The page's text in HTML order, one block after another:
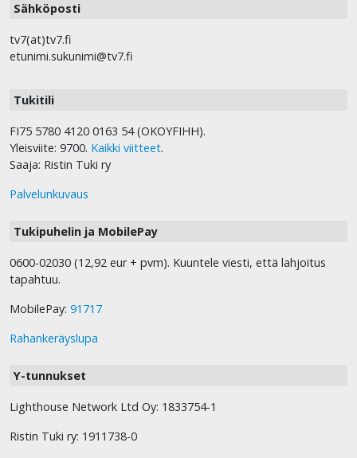
Sähköposti
tv7(at)tv7.fi
etunimi.sukunimi@tv7.fi
Tukitili
FI75 5780 4120 0163 54 (OKOYFIHH).
Yleisviite: 9700. Kaikki viitteet.
Saaja: Ristin Tuki ry
Palvelunkuvaus
Tukipuhelin ja MobilePay
0600-02030 (12,92 eur + pvm). Kuuntele viesti, että lahjoitus
tapahtuu.
MobilePay: 91717
Rahankeräyslupa
Y-tunnukset
Lighthouse Network Ltd Oy: 1833754-1
Ristin Tuki ry: 1911738-0